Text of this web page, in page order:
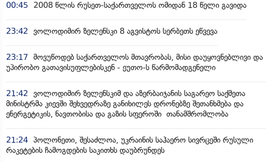
00:45 2008 წლის რუსეთ-საქართველოს ომიდან 18 წელი გავიდა
23:42 ვოლოდიმირ ზელენსკი 8 აგვისტოს სერბეთს ეწვევა
23:17 მოვუწოდებ საქართველოს მთავრობას, მისი დაუყოვნებლივი და
უპირობო გათავისუფლებისკენ - ეუთო-ს წარმომადგენელი
21:42 ვოლოდიმირ ზელენსკიმ და აზერბაიჯანის საგარეო საქმეთა
მინისტრმა კიევში შეხვედრაზე განიხილეს დრონებზე შეთანხმება და
ენერგეტიკის, ნავთობისა და გაზის სფეროში თანამშრომლობა
21:24 პოლონეთი, შესაძლოა, უკრაინის საჰაერო სივრცეში რუსული
რაკეტების ჩამოგდების საკითხს დაუბრუნდეს